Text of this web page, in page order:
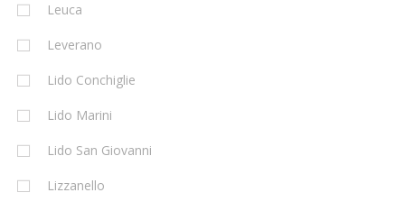
Leuca
Leverano
Lido Conchiglie
Lido Marini
Lido San Giovanni
Lizzanello